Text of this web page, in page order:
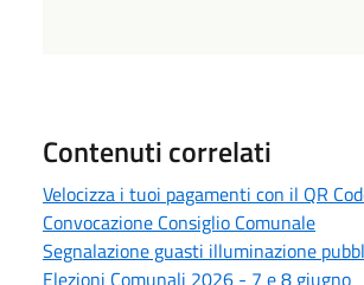
Contenuti correlati
Velocizza i tuoi pagamenti con il QR
Convocazione Consiglio Comunale
Segnalazione guasti illuminazione
Elezioni Comunali 2026 - 7 e 8 giugno